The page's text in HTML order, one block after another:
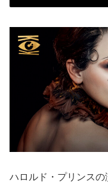
ハロルド・プリンス